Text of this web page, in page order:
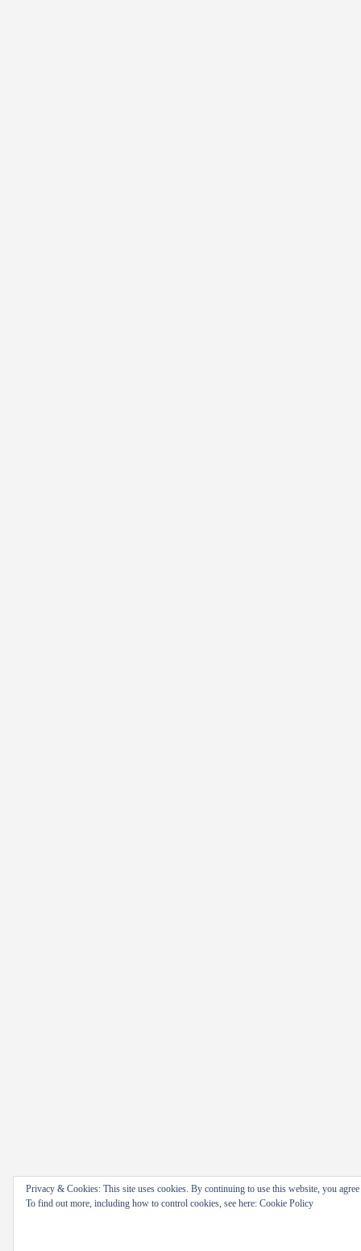
Privacy & Cookies: This site uses cookies. By continuing to use this website, you
To find out more, including how to control cookies, see here: Cookie Policy